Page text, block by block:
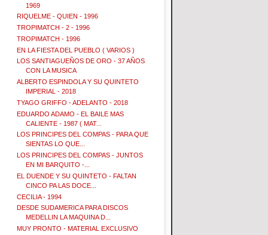
1969
RIQUELME - QUIEN - 1996
TROPIMATCH - 2 - 1996
TROPIMATCH - 1996
EN LA FIESTA DEL PUEBLO ( VARIOS )
LOS SANTIAGUEÑOS DE ORO - 37 AÑOS
CON LA MUSICA
ALBERTO ESPINDOLA Y SU QUINTETO
IMPERIAL - 2018
TYAGO GRIFFO - ADELANTO - 2018
EDUARDO ADAMO - EL BAILE MAS
CALIENTE - 1987 ( MAT...
LOS PRINCIPES DEL COMPAS - PARA QUE
SIENTAS LO QUE...
LOS PRINCIPES DEL COMPAS - JUNTOS
EN MI BARQUITO -...
EL DUENDE Y SU QUINTETO - FALTAN
CINCO PA LAS DOCE...
CECILIA - 1994
DESDE SUDAMERICA PARA DISCOS
MEDELLIN LA MAQUINA D...
MUY PRONTO - MATERIAL EXCLUSIVO